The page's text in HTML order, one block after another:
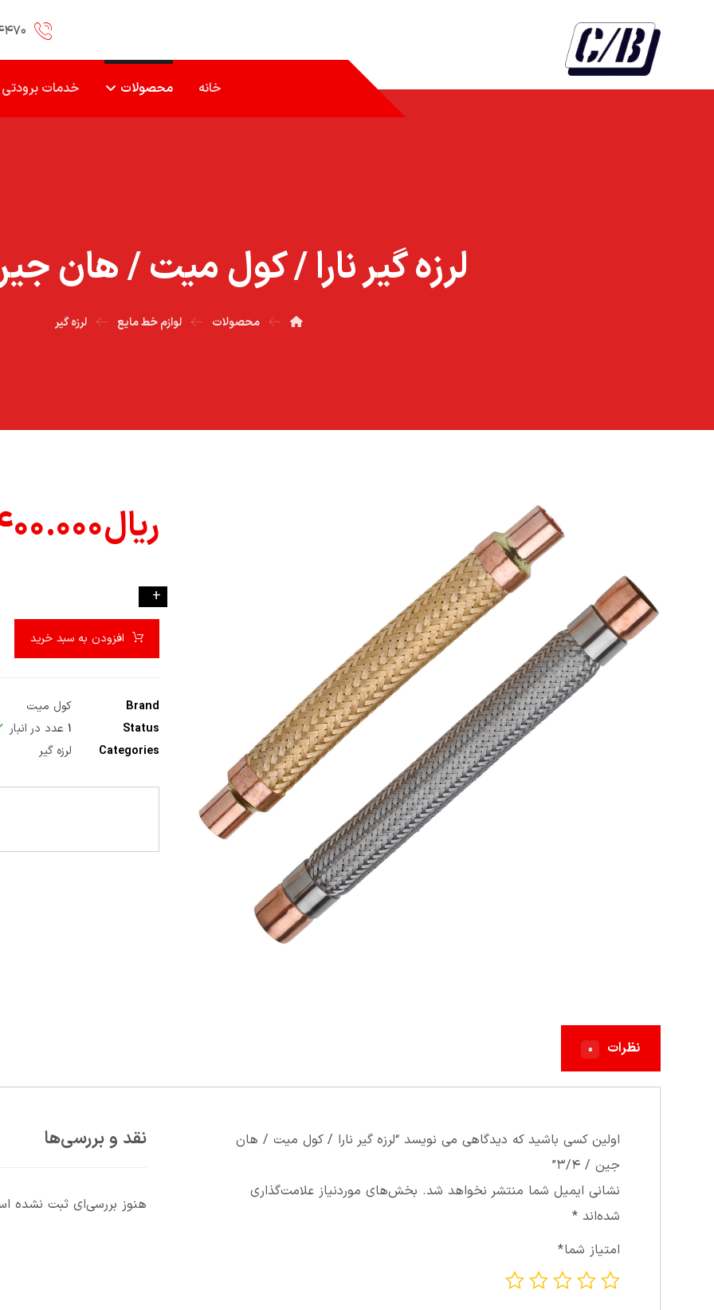
خانه محصولات خدمات برودتی
لرزه گير نارا / کول ميت / هان جين
محصولات لوازم خط مایع لرزه گیر
ریال
+
افزودن به سبد خرید
Brand
کول میت
Status
۱ عدد در انبار
Categories
لرزه گیر
نظرات ۰
نقد و بررسی‌ها
هنوز بررسی‌ای ثبت نشده
اولین کسی باشید که دیدگاهی می نویسد “لرزه گير نارا / کول ميت / هان
جين / ۳/۴”
نشانی ایمیل شما منتشر نخواهد شد. بخش‌های موردنیاز علامت‌گذاری
شده‌اند*
امتیاز شما*